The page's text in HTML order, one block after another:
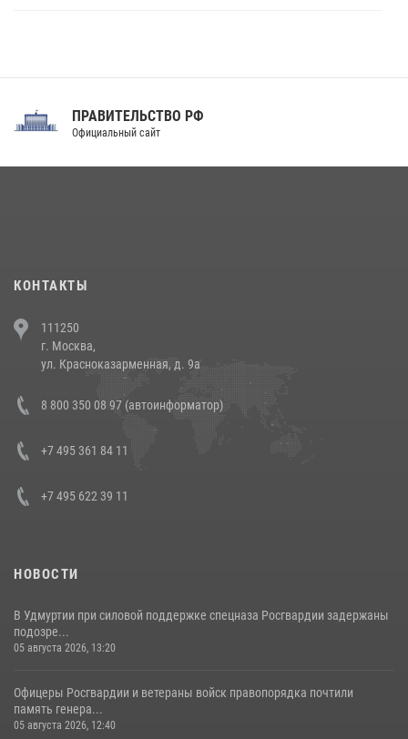
Праздник «Один день с Росгвардией» к 105-летию Центрального
напавших на бригаду скорой помощи (видео)
14 июля 2026, 12:20
В Росгвардии прошла военно-научная конференция по обобщению
боевого опыта
ПРАВИТЕЛЬСТВО РФ
Официальный сайт
КОНТАКТЫ
111250
г. Москва,
ул. Красноказарменная, д. 9а
8 800 350 08 97 (автоинформатор)
+7 495 361 84 11
+7 495 622 39 11
НОВОСТИ
В Удмуртии при силовой поддержке спецназа Росгвардии задержаны
подозре...
05 августа 2026, 13:20
Офицеры Росгвардии и ветераны войск правопорядка почтили
память генера...
05 августа 2026, 12:40